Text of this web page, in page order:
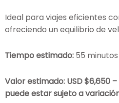
Ideal para viajes eficientes
ofreciendo un equilibrio de
Tiempo estimado: 55 minutos
Valor estimado: USD $6,650
puede estar sujeto a